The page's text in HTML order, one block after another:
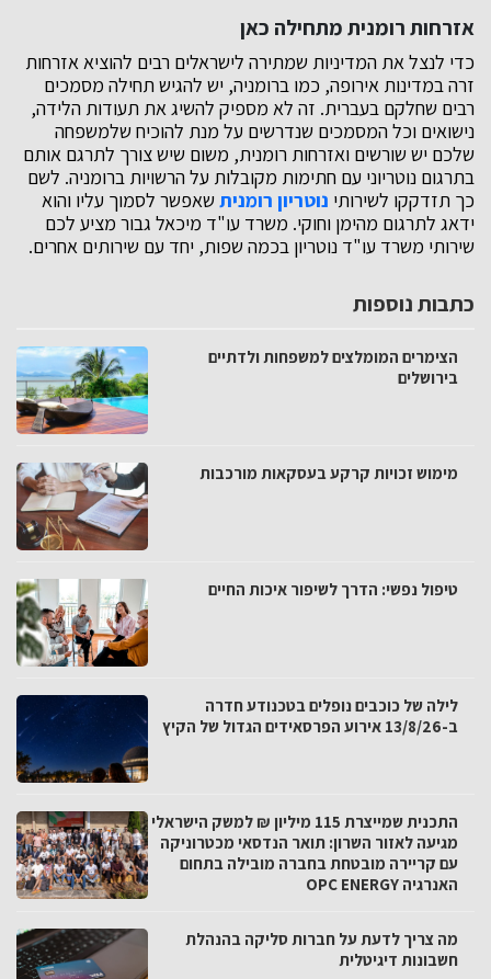
אזרחות רומנית מתחילה כאן
כדי לנצל את המדיניות שמתירה לישראלים רבים להוציא אזרחות
זרה במדינות אירופה, כמו ברומניה, יש להגיש תחילה מסמכים
רבים שחלקם בעברית. זה לא מספיק להשיג את תעודות הלידה,
נישואים וכל המסמכים שנדרשים על מנת להוכיח שלמשפחה
שלכם יש שורשים ואזרחות רומנית, משום שיש צורך לתרגם אותם
בתרגום נוטריוני עם חתימות מקובלות על הרשויות ברומניה. לשם
כך תזדקקו לשירותי נוטריון רומנית שאפשר לסמוך עליו והוא
ידאג לתרגום מהימן וחוקי. משרד עו"ד מיכאל גבור מציע לכם
שירותי משרד עו"ד נוטריון בכמה שפות, יחד עם שירותים אחרים.
כתבות נוספות
הצימרים המומלצים למשפחות ולדתיים
בירושלים
מימוש זכויות קרקע בעסקאות מורכבות
טיפול נפשי: הדרך לשיפור איכות החיים
לילה של כוכבים נופלים בטכנודע חדרה
ב-13/8/26 אירוע הפרסאידים הגדול של הקיץ
התכנית שמייצרת 115 מיליון ₪ למשק הישראלי
מגיעה לאזור השרון: תואר הנדסאי מכטרוניקה
עם קריירה מובטחת בחברה מובילה בתחום
האנרגיה OPC ENERGY
מה צריך לדעת על חברות סליקה בהנהלת
חשבונות דיגיטלית